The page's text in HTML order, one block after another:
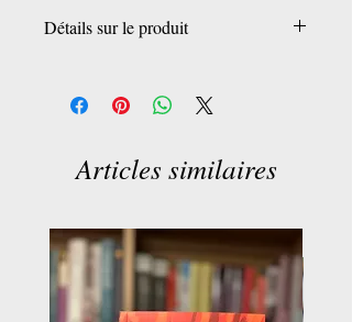
Détails sur le produit
Editeur :
Le Livre de Poche (27 août
2008)
Langue :Français
Articles similaires